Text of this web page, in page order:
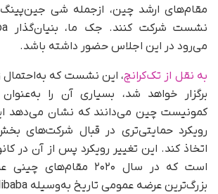
مقام‌های ارشد چین، ازجمله شی
می‌رود در این اجلاس حضور داشته باشد.
به نقل از تک‌کرانچ، این نشست که به‌احتمال
برگزار خواهد شد، بسیاری آن را
کمونیست چین می‌دانند که نشان می‌دهد
رویکرد حمایتی‌تری در قبال شرکت‌های
اتخاذ کند. این تغییر رویکرد پس از آن در
است که در سال ۲۰۲۰
بزرگ‌ترین عرضه عمومی تاریخ به‌وسیله Alibaba جلوگیری کردند.